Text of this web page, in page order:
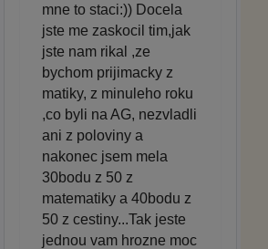
mne to staci:)) Docela
jste me zaskocil tim,jak
jste nam rikal ,ze
bychom prijimacky z
matiky, z minuleho roku
,co byli na AG, nezvladli
ani z poloviny a
nakonec jsem mela
30bodu z 50 z
matematiky a 40bodu z
50 z cestiny...Tak jeste
jednou vam hrozne moc